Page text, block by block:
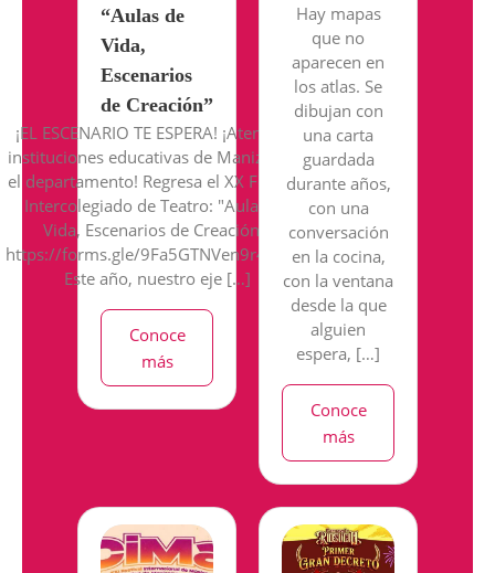
“Aulas de
Vida,
Escenarios
de Creación”
¡EL ESCENARIO TE ESPERA! ¡Atención,
instituciones educativas de Manizales y
el departamento! Regresa el XX Festival
Intercolegiado de Teatro: "Aulas de
Vida, Escenarios de Creación".
https://forms.gle/9Fa5GTNVen9r4VTQ6
Este año, nuestro eje […]
Conoce
más
Hay mapas
que no
aparecen en
los atlas. Se
dibujan con
una carta
guardada
durante años,
con una
conversación
en la cocina,
con la ventana
desde la que
alguien
espera, […]
Conoce
más